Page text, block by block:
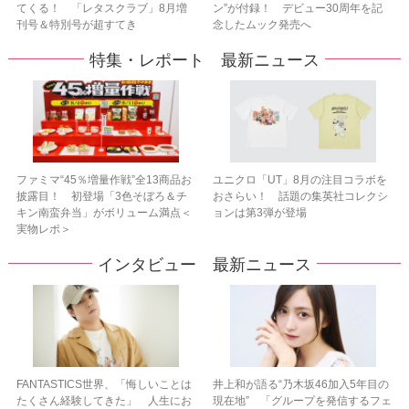
てくる！ 「レタスクラブ」8月増
刊号＆特別号が超すてき
ン”が付録！ デビュー30周年を記
念したムック発売へ
特集・レポート 最新ニュース
ファミマ“45％増量作戦”全13商品お
披露目！ 初登場「3色そぼろ＆チ
キン南蛮弁当」がボリューム満点＜
実物レポ＞
ユニクロ「UT」8月の注目コラボを
おさらい！ 話題の集英社コレクシ
ョンは第3弾が登場
インタビュー 最新ニュース
FANTASTICS世界、「悔しいことは
たくさん経験してきた」 人生にお
井上和が語る“乃木坂46加入5年目の
現在地” 「グループを発信するフェ